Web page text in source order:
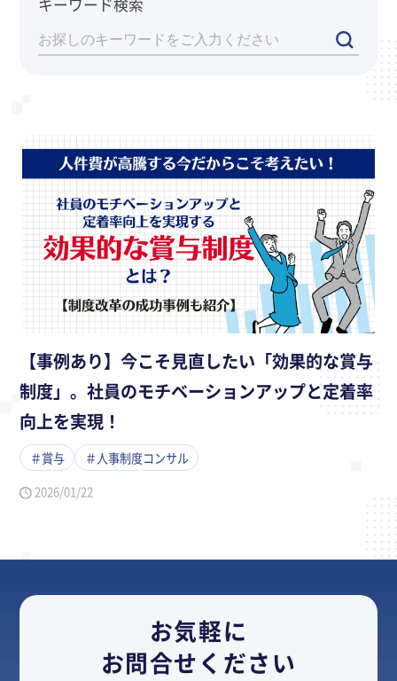
キーワード検索
【事例あり】今こそ見直したい「効果的な賞与
制度」。社員のモチベーションアップと定着率
向上を実現！
＃賞与 ＃人事制度コンサル
2026/01/22
お気軽に
お問合せください